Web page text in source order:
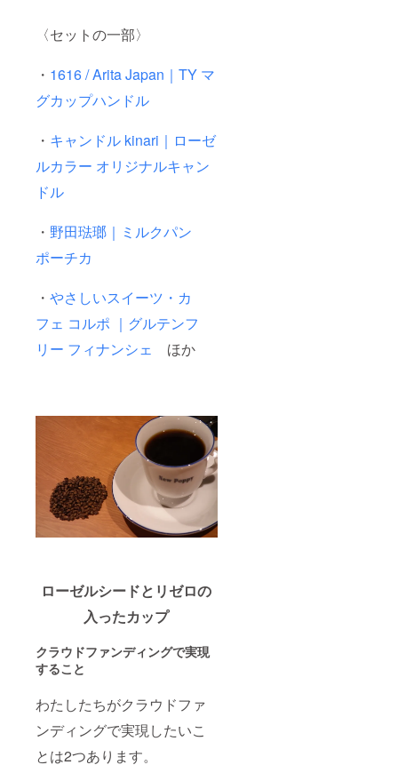
〈セットの一部〉
・ 1616 / Arita Japan ｜ TY マ
グカップハンドル
・ キャンドル kinari ｜ローゼ
ルカラー オリジナルキャン
ドル
・ 野田琺瑯｜ミルクパン
ポーチカ
・ やさしいスイーツ・カ
フェ コルポ ｜グルテンフ
リー フィナンシェ ほか
ローゼルシードとリゼロの
入ったカップ
クラウドファンディングで実現
すること
わたしたちがクラウドファ
ンディングで実現したいこ
とは2つあります。